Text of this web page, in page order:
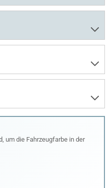
um die Fahrzeugfarbe in der